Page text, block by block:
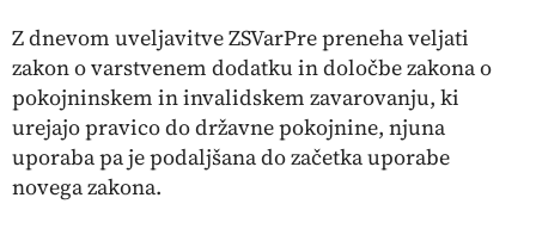
Z dnevom uveljavitve ZSVarPre preneha veljati
zakon o varstvenem dodatku in določbe zakona o
pokojninskem in invalidskem zavarovanju, ki
urejajo pravico do državne pokojnine, njuna
uporaba pa je podaljšana do začetka uporabe
novega zakona.